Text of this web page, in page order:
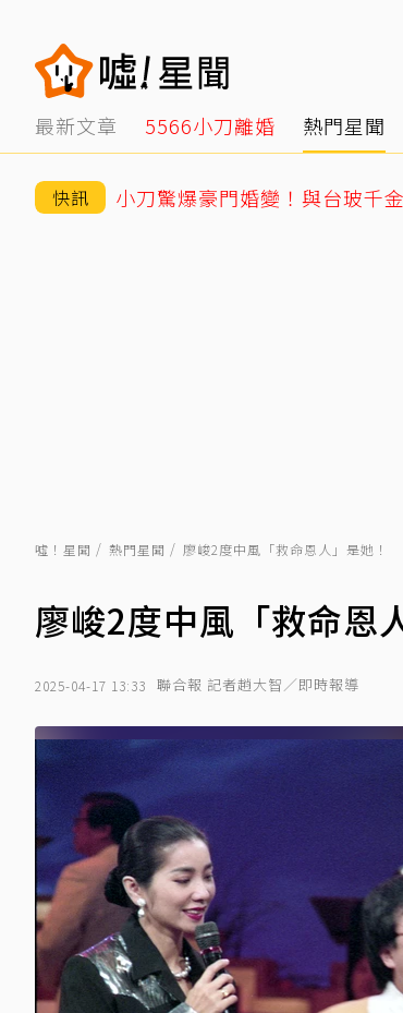
最新文章 5566小刀離婚 熱門星聞
快訊
噓！星聞 熱門星聞 廖峻2度中風「救命恩人」是她！
廖峻2度中風「救命
2025-04-17 13:33 聯合報 記者趙大智／即時報導